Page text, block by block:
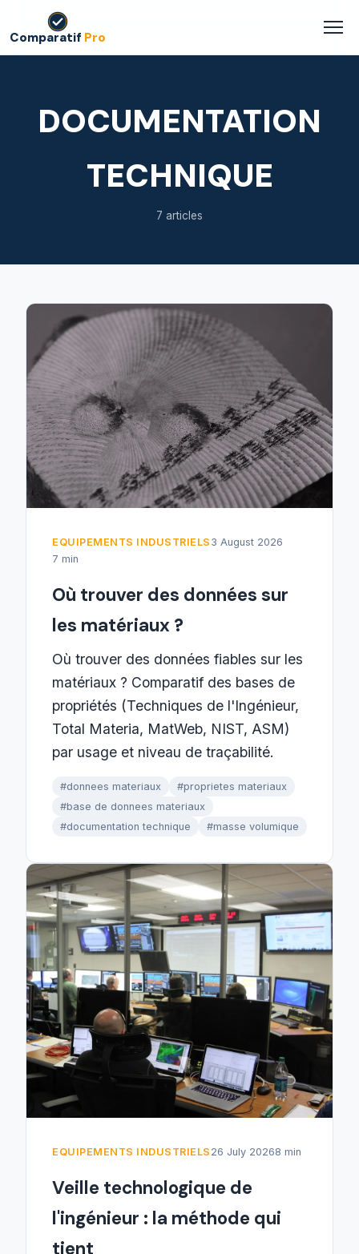
Comparatif Pro
DOCUMENTATION
TECHNIQUE
7 articles
EQUIPEMENTS INDUSTRIELS 3 August 2026
7 min
Où trouver des données sur
les matériaux ?
Où trouver des données fiables sur les
matériaux ? Comparatif des bases de
propriétés (Techniques de l'Ingénieur,
Total Materia, MatWeb, NIST, ASM)
par usage et niveau de traçabilité.
#donnees materiaux
#proprietes materiaux
#base de donnees materiaux
#documentation technique
#masse volumique
EQUIPEMENTS INDUSTRIELS 26 July 20268 min
Veille technologique de
l'ingénieur : la méthode qui
tient